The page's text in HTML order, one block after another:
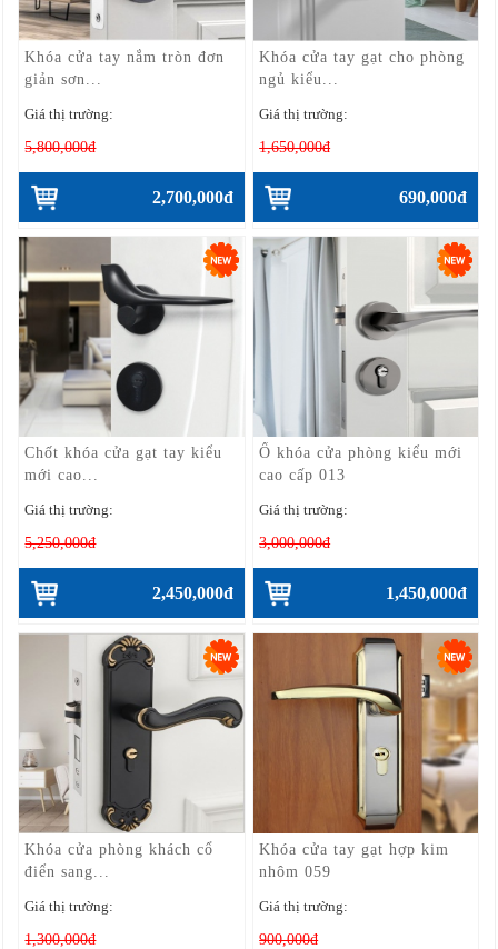
Khóa cửa tay nắm tròn đơn
giản sơn...
Giá thị trường:
5,800,000đ
2,700,000đ
Khóa cửa tay gạt cho phòng
ngủ kiểu...
Giá thị trường:
1,650,000đ
690,000đ
Chốt khóa cửa gạt tay kiểu
mới cao...
Giá thị trường:
5,250,000đ
2,450,000đ
Ổ khóa cửa phòng kiểu mới
cao cấp 013
Giá thị trường:
3,000,000đ
1,450,000đ
Khóa cửa phòng khách cổ
điển sang...
Giá thị trường:
1,300,000đ
Khóa cửa tay gạt hợp kim
nhôm 059
Giá thị trường:
900,000đ